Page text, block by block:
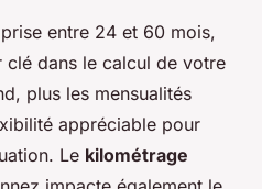
entre 24 et 60 mois,
clé dans le calcul de votre
plus les mensualités
appréciable pour
Le kilométrage